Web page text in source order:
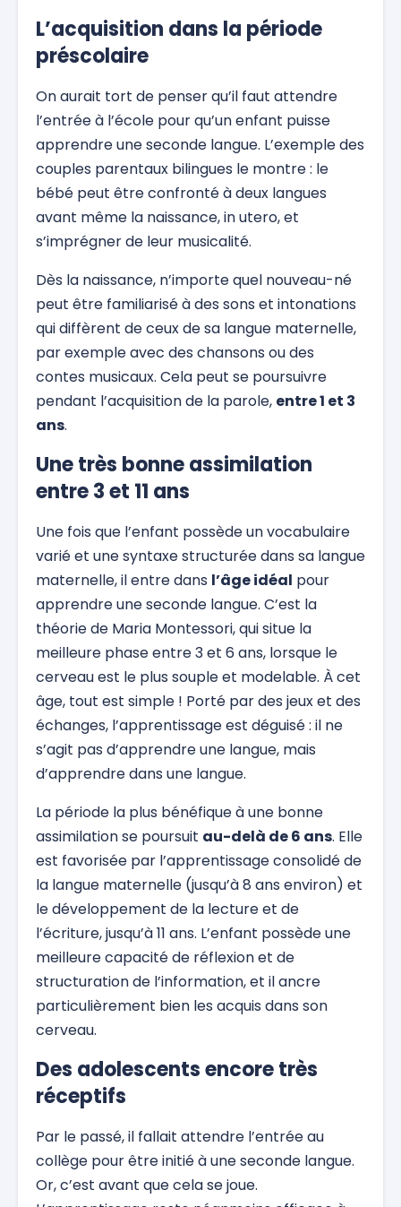
L’acquisition dans la période
préscolaire
On aurait tort de penser qu’il faut attendre
l’entrée à l’école pour qu’un enfant puisse
apprendre une seconde langue. L’exemple des
couples parentaux bilingues le montre : le
bébé peut être confronté à deux langues
avant même la naissance, in utero, et
s’imprégner de leur musicalité.
Dès la naissance, n’importe quel nouveau-né
peut être familiarisé à des sons et intonations
qui diffèrent de ceux de sa langue maternelle,
par exemple avec des chansons ou des
contes musicaux. Cela peut se poursuivre
pendant l’acquisition de la parole, entre 1 et 3
ans.
Une très bonne assimilation
entre 3 et 11 ans
Une fois que l’enfant possède un vocabulaire
varié et une syntaxe structurée dans sa langue
maternelle, il entre dans l’âge idéal pour
apprendre une seconde langue. C’est la
théorie de Maria Montessori, qui situe la
meilleure phase entre 3 et 6 ans, lorsque le
cerveau est le plus souple et modelable. À cet
âge, tout est simple ! Porté par des jeux et des
échanges, l’apprentissage est déguisé : il ne
s’agit pas d’apprendre une langue, mais
d’apprendre dans une langue.
La période la plus bénéfique à une bonne
assimilation se poursuit au-delà de 6 ans. Elle
est favorisée par l’apprentissage consolidé de
la langue maternelle (jusqu’à 8 ans environ) et
le développement de la lecture et de
l’écriture, jusqu’à 11 ans. L’enfant possède une
meilleure capacité de réflexion et de
structuration de l’information, et il ancre
particulièrement bien les acquis dans son
cerveau.
Des adolescents encore très
réceptifs
Par le passé, il fallait attendre l’entrée au
collège pour être initié à une seconde langue.
Or, c’est avant que cela se joue.